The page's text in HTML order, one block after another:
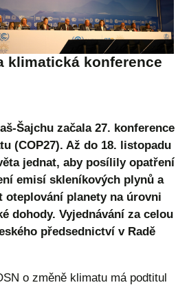
klimatická konference
Šajchu začala 27. konference
(COP27). Až do 18. listopadu
jednat, aby posílily opatření
emisí skleníkových plynů a
oteplování planety na úrovni
dohody. Vyjednávání za celou
předsednictví v Radě
o změně klimatu má podtitul